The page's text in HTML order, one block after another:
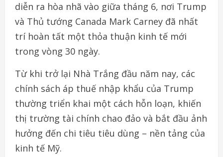
diễn ra hòa nhã vào giữa tháng 6, nơi Trump
và Thủ tướng Canada Mark Carney đã nhất
trí hoàn tất một thỏa thuận kinh tế mới
trong vòng 30 ngày.
Từ khi trở lại Nhà Trắng đầu năm nay, các
chính sách áp thuế nhập khẩu của Trump
thường triển khai một cách hỗn loạn, khiến
thị trường tài chính chao đảo và bắt đầu ảnh
hưởng đến chi tiêu tiêu dùng – nền tảng của
kinh tế Mỹ.